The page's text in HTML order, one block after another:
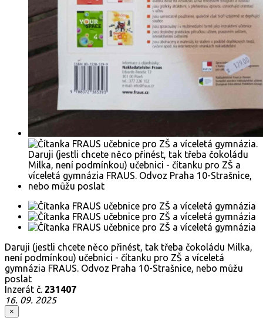
Daruji (jestli chcete něco přinést, tak třeba čokoládu Milka,
není podmínkou) učebnici - čítanku pro ZŠ a víceletá
gymnázia FRAUS. Odvoz Praha 10-Strašnice, nebo můžu
poslat
Inzerát č. 231407
16. 09. 2025
×